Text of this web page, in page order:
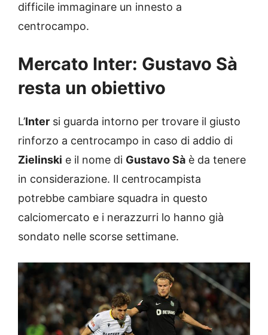
difficile immaginare un innesto a
centrocampo.
Mercato Inter: Gustavo Sà
resta un obiettivo
L’Inter si guarda intorno per trovare il giusto
rinforzo a centrocampo in caso di addio di
Zielinski e il nome di Gustavo Sà è da tenere
in considerazione. Il centrocampista
potrebbe cambiare squadra in questo
calciomercato e i nerazzurri lo hanno già
sondato nelle scorse settimane.